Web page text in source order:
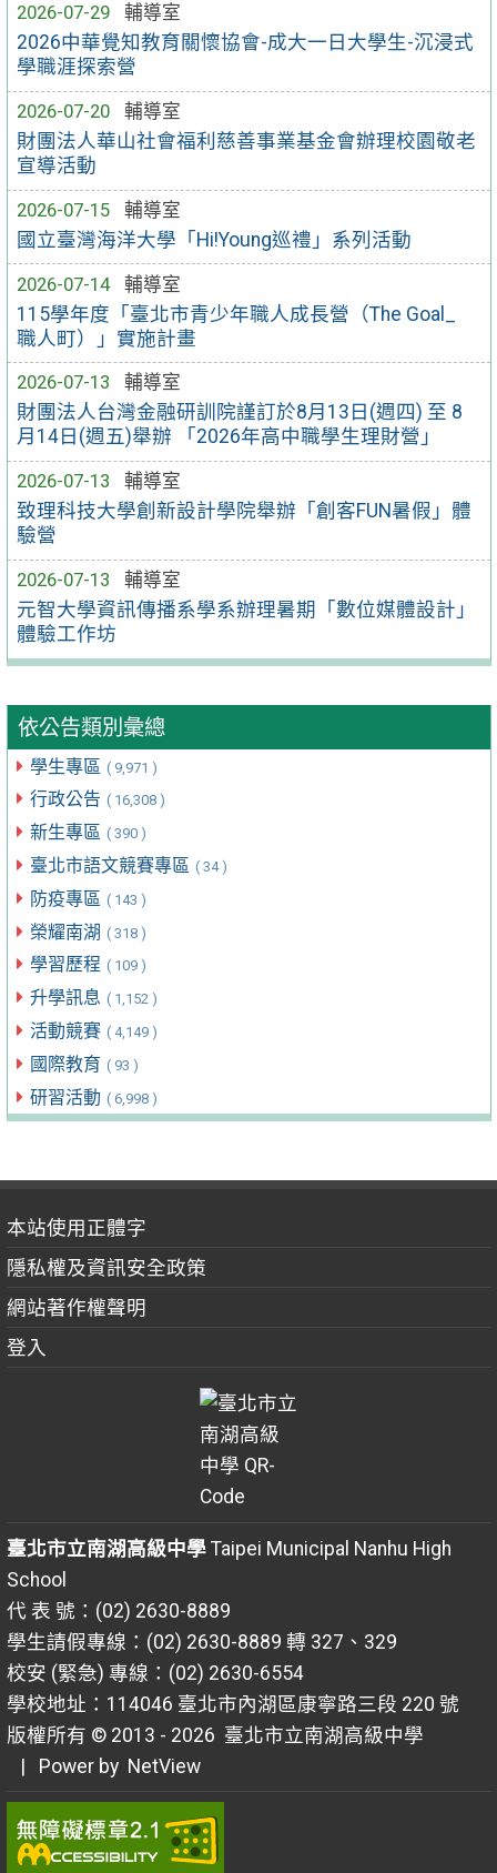
2026-07-29
輔導室
2026中華覺知教育關懷協會-成大一日大學生-沉浸式
學職涯探索營
2026-07-20
輔導室
財團法人華山社會福利慈善事業基金會辦理校園敬老
宣導活動
2026-07-15
輔導室
國立臺灣海洋大學「Hi!Young巡禮」系列活動
2026-07-14
輔導室
115學年度「臺北市青少年職人成長營（The Goal_
職人町）」實施計畫
2026-07-13
輔導室
財團法人台灣金融研訓院謹訂於8月13日(週四) 至 8
月14日(週五)舉辦 「2026年高中職學生理財營」
2026-07-13
輔導室
致理科技大學創新設計學院舉辦「創客FUN暑假」體
驗營
2026-07-13
輔導室
元智大學資訊傳播系學系辦理暑期「數位媒體設計」
體驗工作坊
依公告類別彙總
學生專區 ( 9,971 )
行政公告 ( 16,308 )
新生專區 ( 390 )
臺北市語文競賽專區 ( 34 )
防疫專區 ( 143 )
榮耀南湖 ( 318 )
學習歷程 ( 109 )
升學訊息 ( 1,152 )
活動競賽 ( 4,149 )
國際教育 ( 93 )
研習活動 ( 6,998 )
本站使用正體字
隱私權及資訊安全政策
網站著作權聲明
登入
臺北市立南湖高級中學Taipei Municipal Nanhu High
School
代 表 號：(02) 2630-8889
學生請假專線：(02) 2630-8889 轉 327、329
校安 (緊急) 專線：(02) 2630-6554
學校地址：114046 臺北市內湖區康寧路三段 220 號
版權所有 © 2013 - 2026 臺北市立南湖高級中學
| Power by NetView